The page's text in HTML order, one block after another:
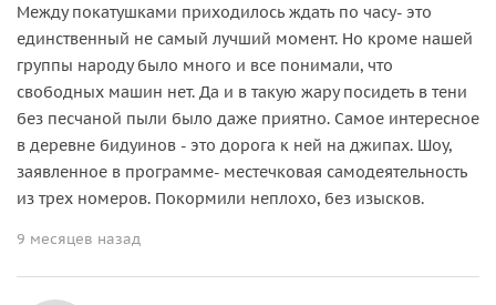
Между покатушками приходилось ждать по часу- это
единственный не самый лучший момент. Но кроме нашей
группы народу было много и все понимали, что
свободных машин нет. Да и в такую жару посидеть в тени
без песчаной пыли было даже приятно. Самое интересное
в деревне бидуинов - это дорога к ней на джипах. Шоу,
заявленное в программе- местечковая самодеятельность
из трех номеров. Покормили неплохо, без изысков.
9 месяцев назад